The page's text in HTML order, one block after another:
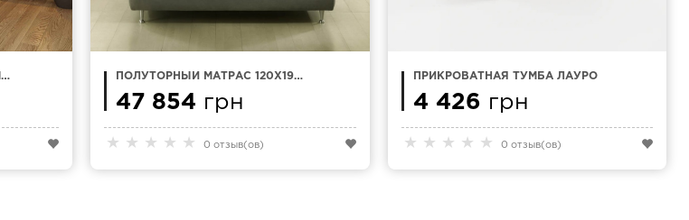
★ ★ ★ ★ ★ 0 отзыв(ов)
ПОЛУТОРНЫЙ МАТРАС 120Х190
47 854 грн
★ ★ ★ ★ ★ 0 отзыв(ов)
ПРИКРОВАТНАЯ ТУМБА ЛАУРО
4 426 грн